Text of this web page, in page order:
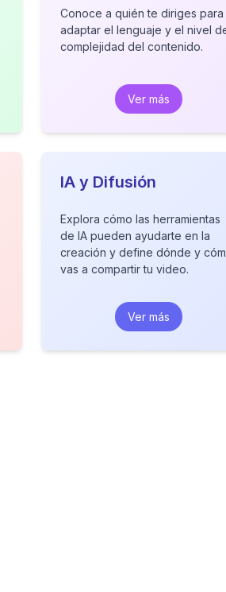
Conoce a quién te diriges para
adaptar el lenguaje y el nivel
complejidad del contenido.
Ver más
IA y Difusión
Explora cómo las herramientas
de IA pueden ayudarte en la
creación y define dónde y
vas a compartir tu video.
Ver más